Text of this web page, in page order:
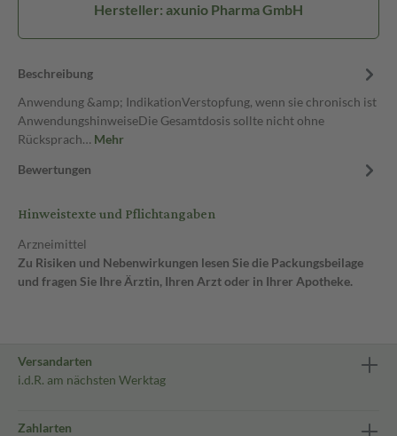
Hersteller: axunio Pharma GmbH
Beschreibung
Anwendung &amp; IndikationVerstopfung, wenn sie chronisch ist
AnwendungshinweiseDie Gesamtdosis sollte nicht ohne
Rücksprach… Mehr
Bewertungen
Hinweistexte und Pflichtangaben
Arzneimittel
Zu Risiken und Nebenwirkungen lesen Sie die Packungsbeilage
und fragen Sie Ihre Ärztin, Ihren Arzt oder in Ihrer Apotheke.
Versandarten
i.d.R. am nächsten Werktag
Zahlarten